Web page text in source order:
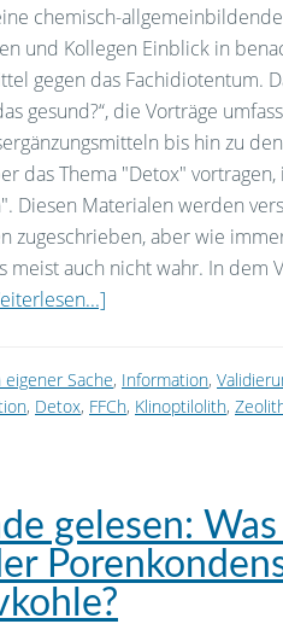
chemisch-
und Kollegen Einblick in
gegen das Fachidiotentum.
gesund?“, die Vorträge
bis hin zu
das Thema "Detox"
Diesen Materialen werden
zugeschrieben, aber wie
meist auch nicht wahr. In dem
eigener Sache, Information,
, Detox, FFCh, Klinoptilolith,
gelesen: